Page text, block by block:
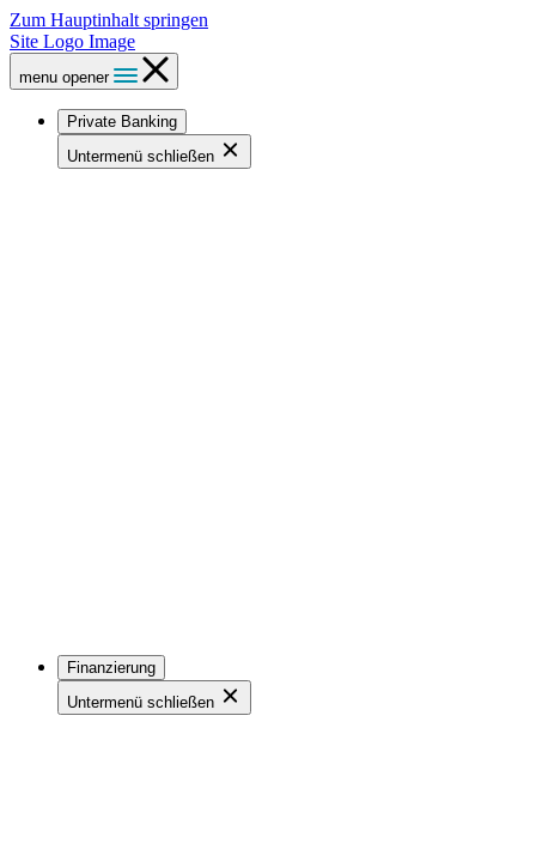
Zum Hauptinhalt springen
Site Logo Image
menu opener
Private Banking
Untermenü schließen
Finanzierung
Untermenü schließen